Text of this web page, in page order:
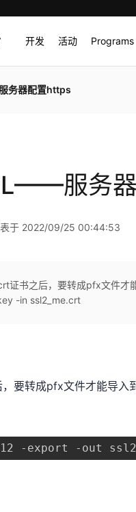
开发 活动 Programs
务器配置https
服务
于 2022/09/25 00:44:53
crt证书之后，要转成pfx文件
-in ssl2_me.crt
要转成pfx文件才能导入
-export -out